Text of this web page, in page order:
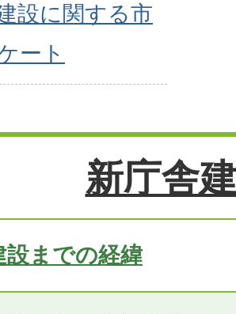
設に関する市
ート
新庁舎
設までの経緯